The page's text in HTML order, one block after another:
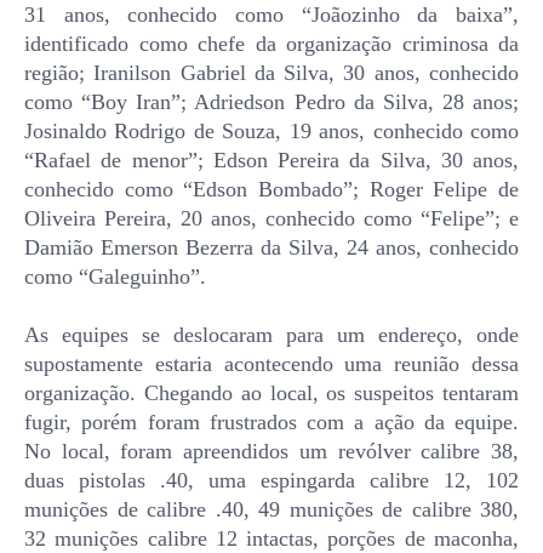
31 anos, conhecido como “Joãozinho da baixa”,
identificado como chefe da organização criminosa da
região; Iranilson Gabriel da Silva, 30 anos, conhecido
como “Boy Iran”; Adriedson Pedro da Silva, 28 anos;
Josinaldo Rodrigo de Souza, 19 anos, conhecido como
“Rafael de menor”; Edson Pereira da Silva, 30 anos,
conhecido como “Edson Bombado”; Roger Felipe de
Oliveira Pereira, 20 anos, conhecido como “Felipe”; e
Damião Emerson Bezerra da Silva, 24 anos, conhecido
como “Galeguinho”.
As equipes se deslocaram para um endereço, onde
supostamente estaria acontecendo uma reunião dessa
organização. Chegando ao local, os suspeitos tentaram
fugir, porém foram frustrados com a ação da equipe.
No local, foram apreendidos um revólver calibre 38,
duas pistolas .40, uma espingarda calibre 12, 102
munições de calibre .40, 49 munições de calibre 380,
32 munições calibre 12 intactas, porções de maconha,